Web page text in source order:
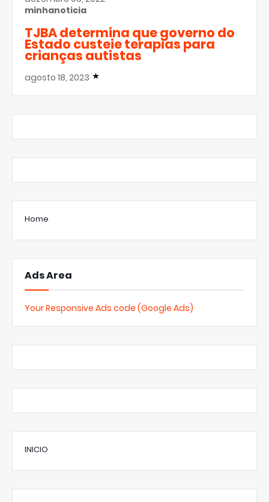
minhanoticia
TJBA determina que governo do
Estado custeie terapias para
crianças autistas
agosto 18, 2023
Home
Ads Area
Your Responsive Ads code (Google Ads)
INICIO